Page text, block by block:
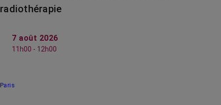
radiothérapie
7 août 2026
11h00 - 12h00
Paris